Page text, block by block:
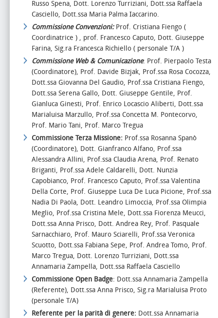
Russo Spena, Dott. Lorenzo Turriziani, Dott.ssa Raffaela
Casciello, Dott.ssa Maria Palma Iaccarino.
Commissione Convenzioni: Prof. Cristiana Fiengo (
Coordinatrice ) , prof. Francesco Caputo, Dott. Giuseppe
Farina, Sig.ra Francesca Richiello ( personale T/A )
Commissione Web & Comunicazione: Prof. Pierpaolo Testa
(Coordinatore), Prof. Davide Bizjak, Prof.ssa Rosa Cocozza,
Dott.ssa Giovanna Del Gaudio, Prof.ssa Cristiana Fiengo,
Dott.ssa Serena Gallo, Dott. Giuseppe Gentile, Prof.
Gianluca Ginesti, Prof. Enrico Locascio Aliberti, Dott.ssa
Marialuisa Marzullo, Prof.ssa Concetta M. Pontecorvo,
Prof. Mario Tani, Prof. Marco Tregua
Commissione Terza Missione: Prof.ssa Rosanna Spanò
(Coordinatore), Dott. Gianfranco Alfano, Prof.ssa
Alessandra Allini, Prof.ssa Claudia Arena, Prof. Renato
Briganti, Prof.ssa Adele Caldarelli, Dott. Nunzia
Capobianco, Prof. Francesco Caputo, Prof.ssa Valentina
Della Corte, Prof. Giuseppe Luca De Luca Picione, Prof.ssa
Nadia Di Paola, Dott. Leandro Limoccia, Prof.ssa Olimpia
Meglio, Prof.ssa Cristina Mele, Dott.ssa Fiorenza Meucci,
Dott.ssa Anna Prisco, Dott. Andrea Rey, Prof. Pasquale
Sarnacchiaro, Prof. Mauro Sciarelli, Prof.ssa Veronica
Scuotto, Dott.ssa Fabiana Sepe, Prof. Andrea Tomo, Prof.
Marco Tregua, Dott. Lorenzo Turriziani, Dott.ssa
Annamaria Zampella, Dott.ssa Raffaela Casciello
Commissione Open Badge: Dott.ssa Annamaria Zampella
(Referente), Dott.ssa Anna Prisco, Sig.ra Marialuisa Proto
(personale T/A)
Referente per la parità di genere: Dott.ssa Annamaria